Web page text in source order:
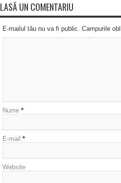
LASĂ UN COMENTARIU
E-mailul tău nu va fi public. Campurile
Nume *
E-mail *
Website